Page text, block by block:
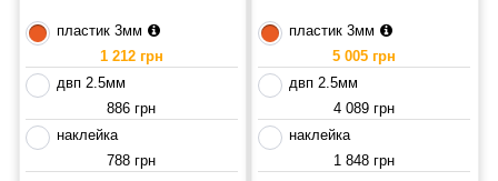
пластик 3мм
1 212 грн
двп 2.5мм
886 грн
наклейка
788 грн
пластик 3мм
5 005 грн
двп 2.5мм
4 089 грн
наклейка
1 848 грн